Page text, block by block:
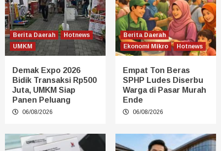
Berita Daerah
Hotnews
UMKM
Demak Expo 2026
Bidik Transaksi Rp500
Juta, UMKM Siap
Panen Peluang
06/08/2026
Berita Daerah
Ekonomi Mikro
Hotnews
Empat Ton Beras
SPHP Ludes Diserbu
Warga di Pasar Murah
Ende
06/08/2026